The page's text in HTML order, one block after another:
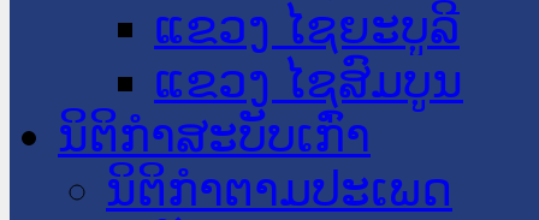
ແຂວງ ໄຊຍະບູລີ
ແຂວງ ໄຊສົມບູນ
ນິຕິກໍາສະບັບເກົ່າ
ນິຕິກຳຕາມປະເພດ